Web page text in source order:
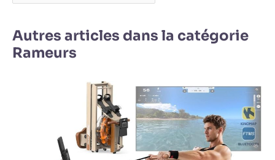
Autres articles dans la catégorie
Rameurs